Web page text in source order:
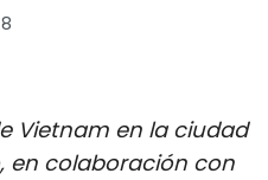
MEDIO AMBIENTE
Vietnam en la ciudad
en colaboración con